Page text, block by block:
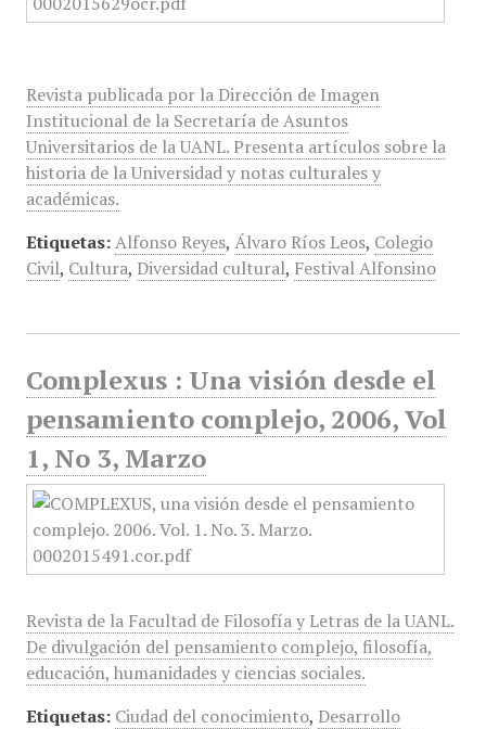
Revista publicada por la Dirección de Imagen
Institucional de la Secretaría de Asuntos
Universitarios de la UANL. Presenta artículos sobre la
historia de la Universidad y notas culturales y
académicas.
Etiquetas: Alfonso Reyes, Álvaro Ríos Leos, Colegio
Civil, Cultura, Diversidad cultural, Festival Alfonsino
Complexus : Una visión desde el
pensamiento complejo, 2006, Vol
1, No 3, Marzo
Revista de la Facultad de Filosofía y Letras de la UANL.
De divulgación del pensamiento complejo, filosofía,
educación, humanidades y ciencias sociales.
Etiquetas: Ciudad del conocimiento, Desarrollo